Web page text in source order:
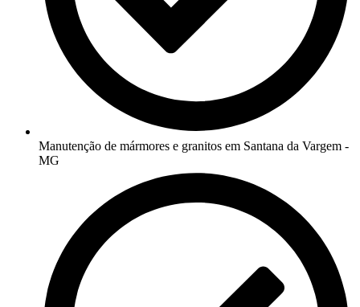
Manutenção de mármores e granitos em Santana da Vargem -
MG